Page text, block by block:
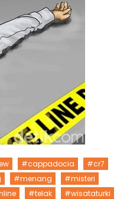
#cappadocia
#cr7
#menang
#misteri
#telak
#wisataturki